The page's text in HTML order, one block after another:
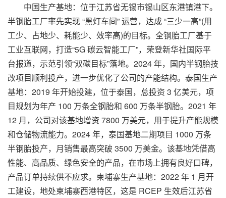
中国生产基地：位于江苏省无锡市锡山区东港镇港下。
半钢胎工厂率先实现 “黑灯车间” 运营，达成 “三少一高”(用
工少、占地少、耗能少、效率高)的目标。全钢胎工厂基于
工业互联网，打造“5G 碳云智能工厂”，荣登新华社国际平
台报道，示范引领“双碳目标”落地。2024 年，国内半钢胎技
改项目顺利投产，进一步优化了公司的产能结构。泰国生产
基地：2019 年开始投建，位于泰国，总投资 3 亿美元，项
目规划为年产 100 万条全钢胎和 600 万条半钢胎。2021 年
12 月，公司对该基地增资 7800 万美元，用于提升产能规模
和仓储物流能力。2024 年，泰国基地二期项目 1000 万条
半钢胎投产，月销售最高突破 3500 万美金。该基地凭借高
性能、高品质、绿色安全的产品，在市场上拥有良好口碑，
产品订单持续供不应求。柬埔寨生产基地：2022 年 1 月开
工建设，地处柬埔寨西港特区，这是 RCEP 生效后江苏省